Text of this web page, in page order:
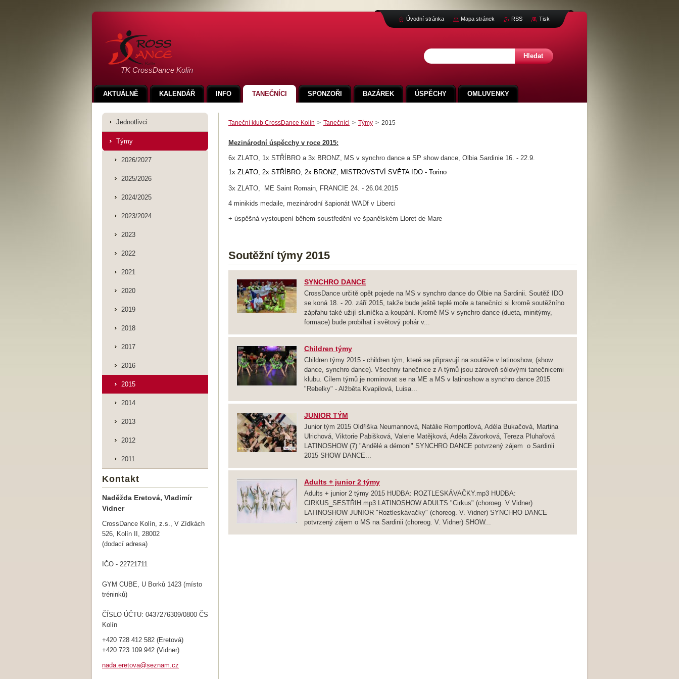
TK CrossDance Kolín
Taneční klub CrossDance Kolín > Tanečníci > Týmy > 2015
Mezinárodní úspěcchy v roce 2015:
6x ZLATO, 1x STŘÍBRO a 3x BRONZ, MS v synchro dance a SP show dance, Olbia Sardinie 16. - 22.9.
1x ZLATO, 2x STŘÍBRO, 2x BRONZ, MISTROVSTVÍ SVĚTA IDO - Torino
3x ZLATO, ME Saint Romain, FRANCIE 24. - 26.04.2015
4 minikids medaile, mezinárodní šapionát WADf v Liberci
+ úspěšná vystoupení během soustředění ve španělském Lloret de Mare
Soutěžní týmy 2015
SYNCHRO DANCE
CrossDance určitě opět pojede na MS v synchro dance do Olbie na Sardinii. Soutěž IDO
se koná 18. - 20. září 2015, takže bude ještě teplé moře a tanečníci si kromě soutěžního
zápřahu také užijí sluníčka a koupání. Kromě MS v synchro dance (dueta, minitýmy,
formace) bude probíhat i světový pohár v...
Children týmy
Children týmy 2015 - children tým, které se připravují na soutěže v latinoshow, (show
dance, synchro dance). Všechny tanečnice z A týmů jsou zároveň sólovými tanečnicemi
klubu. Cílem týmů je nominovat se na ME a MS v latinoshow a synchro dance 2015
"Rebelky" - Alžběta Kvapilová, Luisa...
JUNIOR TÝM
Junior tým 2015 Oldřiška Neumannová, Natálie Romportlová, Adéla Bukačová, Martina
Ulrichová, Viktorie Pabišková, Valerie Matějková, Adéla Závorková, Tereza Pluhařová
LATINOSHOW (7) "Andělé a démoni" SYNCHRO DANCE potvrzený zájem o Sardinii
2015 SHOW DANCE...
Adults + junior 2 týmy
Adults + junior 2 týmy 2015 HUDBA: ROZTLESKÁVAČKY.mp3 HUDBA:
CIRKUS_SESTŘIH.mp3 LATINOSHOW ADULTS "Cirkus" (choroeg. V Vidner)
LATINOSHOW JUNIOR "Roztleskávačky" (choreog. V. Vidner) SYNCHRO DANCE
potvrzený zájem o MS na Sardinii (choreog. V. Vidner) SHOW...
Jednotlivci
Týmy
2026/2027
2025/2026
2024/2025
2023/2024
2023
2022
2021
2020
2019
2018
2017
2016
2015
2014
2013
2012
2011
Kontakt
Naděžda Eretová, Vladimír
Vidner
CrossDance Kolín, z.s., V Zídkách
526, Kolín II, 28002
(dodací adresa)
IČO - 22721711
GYM CUBE, U Borků 1423 (místo
tréninků)
ČÍSLO ÚČTU: 0437276309/0800 ČS
Kolín
+420 728 412 582 (Eretová)
+420 723 109 942 (Vidner)
nada.eretova@seznam.cz
AKTUÁLNĚ KALENDÁŘ INFO TANEČNÍCI SPONZOŘI BAZÁREK ÚSPĚCHY OMLUVENKY
Úvodní stránka Mapa stránek RSS Tisk